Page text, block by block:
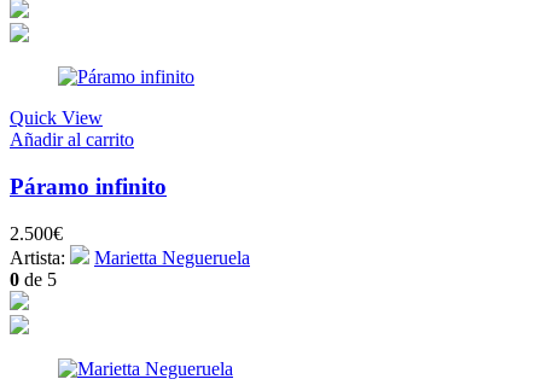
Quick View
Añadir al carrito
Páramo infinito
2.500€
Artista:
Marietta Negueruela
0 de 5